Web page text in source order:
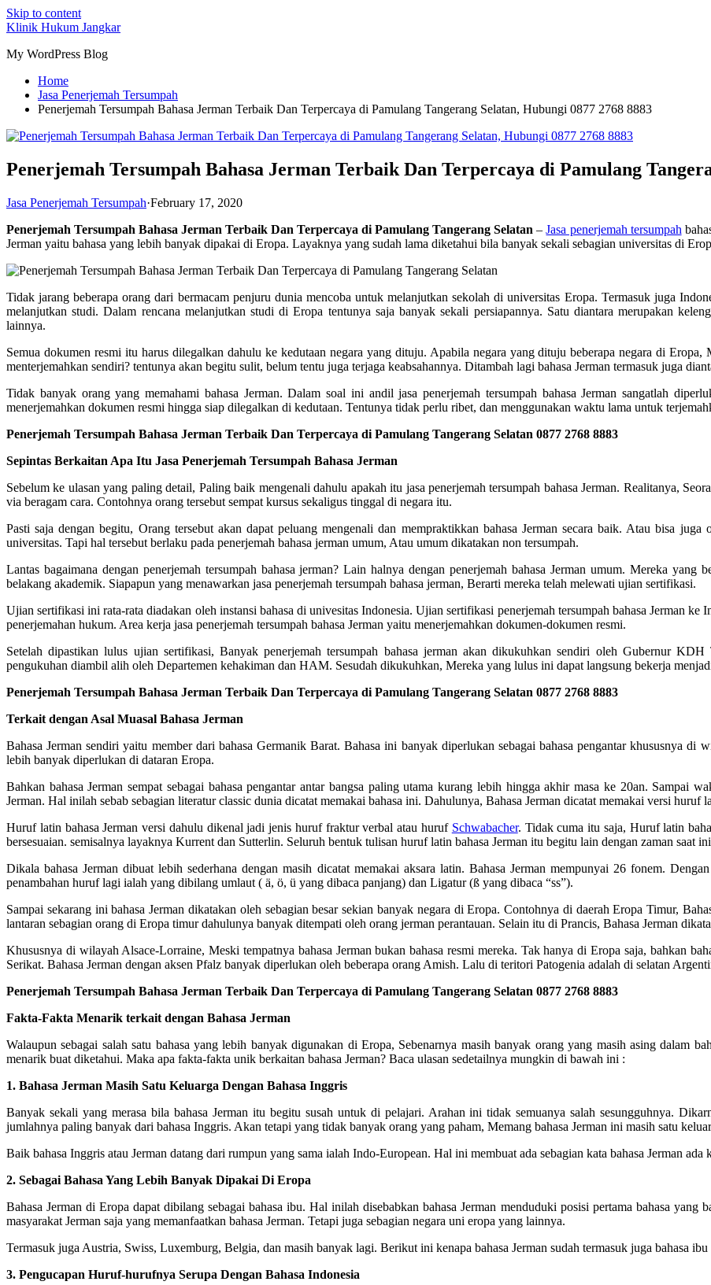
Skip to content
Klinik Hukum Jangkar
My WordPress Blog
Home
Jasa Penerjemah Tersumpah
Penerjemah Tersumpah Bahasa Jerman Terbaik Dan Terpercaya di Pamulang Tangerang Selatan, Hubungi 0877 2768 8883
Penerjemah Tersumpah Bahasa Jerman Terbaik Dan Terpercaya di Pamulang
Jasa Penerjemah Tersumpah·February 17, 2020
Penerjemah Tersumpah Bahasa Jerman Terbaik Dan Terpercaya di Pamulang Tangerang Selatan–Jasa penerjemah tersumpah
Jerman yaitu bahasa yang lebih banyak dipakai di Eropa. Layaknya yang sudah lama diketahui bila banyak sekali sebagian universitas di
Tidak jarang beberapa orang dari bermacam penjuru dunia mencoba untuk melanjutkan sekolah di universitas Eropa. Termasuk juga
melanjutkan studi. Dalam rencana melanjutkan studi di Eropa tentunya saja banyak sekali persiapannya. Satu diantara merupakan
lainnya.
Semua dokumen resmi itu harus dilegalkan dahulu ke kedutaan negara yang dituju. Apabila negara yang dituju beberapa negara di
menterjemahkan sendiri? tentunya akan begitu sulit, belum tentu juga terjaga keabsahannya. Ditambah lagi bahasa Jerman termasuk juga
Tidak banyak orang yang memahami bahasa Jerman. Dalam soal ini andil jasa penerjemah tersumpah bahasa Jerman sangatlah
menerjemahkan dokumen resmi hingga siap dilegalkan di kedutaan. Tentunya tidak perlu ribet, dan menggunakan waktu lama untuk
Penerjemah Tersumpah Bahasa Jerman Terbaik Dan Terpercaya di Pamulang Tangerang Selatan 0877 2768 8883
Sepintas Berkaitan Apa Itu Jasa Penerjemah Tersumpah Bahasa Jerman
Sebelum ke ulasan yang paling detail, Paling baik mengenali dahulu apakah itu jasa penerjemah tersumpah bahasa Jerman. Realitanya,
via beragam cara. Contohnya orang tersebut sempat kursus sekaligus tinggal di negara itu.
Pasti saja dengan begitu, Orang tersebut akan dapat peluang mengenali dan mempraktikkan bahasa Jerman secara baik. Atau bisa
universitas. Tapi hal tersebut berlaku pada penerjemah bahasa jerman umum, Atau umum dikatakan non tersumpah.
Lantas bagaimana dengan penerjemah tersumpah bahasa jerman? Lain halnya dengan penerjemah bahasa Jerman umum. Mereka yang
belakang akademik. Siapapun yang menawarkan jasa penerjemah tersumpah bahasa jerman, Berarti mereka telah melewati ujian sertifikasi.
Ujian sertifikasi ini rata-rata diadakan oleh instansi bahasa di univesitas Indonesia. Ujian sertifikasi penerjemah tersumpah bahasa Jerman ke
penerjemahan hukum. Area kerja jasa penerjemah tersumpah bahasa Jerman yaitu menerjemahkan dokumen-dokumen resmi.
Setelah dipastikan lulus ujian sertifikasi, Banyak penerjemah tersumpah bahasa jerman akan dikukuhkan sendiri oleh Gubernur
pengukuhan diambil alih oleh Departemen kehakiman dan HAM. Sesudah dikukuhkan, Mereka yang lulus ini dapat langsung bekerja
Penerjemah Tersumpah Bahasa Jerman Terbaik Dan Terpercaya di Pamulang Tangerang Selatan 0877 2768 8883
Terkait dengan Asal Muasal Bahasa Jerman
Bahasa Jerman sendiri yaitu member dari bahasa Germanik Barat. Bahasa ini banyak diperlukan sebagai bahasa pengantar khususnya di
lebih banyak diperlukan di dataran Eropa.
Bahkan bahasa Jerman sempat sebagai bahasa pengantar antar bangsa paling utama kurang lebih hingga akhir masa ke 20an. Sampai
Jerman. Hal inilah sebab sebagian literatur classic dunia dicatat memakai bahasa ini. Dahulunya, Bahasa Jerman dicatat memakai versi huruf
Huruf latin bahasa Jerman versi dahulu dikenal jadi jenis huruf fraktur verbal atau huruf Schwabacher. Tidak cuma itu saja, Huruf latin
bersesuaian. semisalnya layaknya Kurrent dan Sutterlin. Seluruh bentuk tulisan huruf latin bahasa Jerman itu begitu lain dengan zaman saat
Dikala bahasa Jerman dibuat lebih sederhana dengan masih dicatat memakai aksara latin. Bahasa Jerman mempunyai 26 fonem.
penambahan huruf lagi ialah yang dibilang umlaut ( ä, ö, ü yang dibaca panjang) dan Ligatur (ß yang dibaca “ss”).
Sampai sekarang ini bahasa Jerman dikatakan oleh sebagian besar sekian banyak negara di Eropa. Contohnya di daerah Eropa Timur,
lantaran sebagian orang di Eropa timur dahulunya banyak ditempati oleh orang jerman perantauan. Selain itu di Prancis, Bahasa Jerman
Khususnya di wilayah Alsace-Lorraine, Meski tempatnya bahasa Jerman bukan bahasa resmi mereka. Tak hanya di Eropa saja, bahkan
Serikat. Bahasa Jerman dengan aksen Pfalz banyak diperlukan oleh beberapa orang Amish. Lalu di teritori Patogenia adalah di selatan
Penerjemah Tersumpah Bahasa Jerman Terbaik Dan Terpercaya di Pamulang Tangerang Selatan 0877 2768 8883
Fakta-Fakta Menarik terkait dengan Bahasa Jerman
Walaupun sebagai salah satu bahasa yang lebih banyak digunakan di Eropa, Sebenarnya masih banyak orang yang masih asing dalam
menarik buat diketahui. Maka apa fakta-fakta unik berkaitan bahasa Jerman? Baca ulasan sedetailnya mungkin di bawah ini :
1. Bahasa Jerman Masih Satu Keluarga Dengan Bahasa Inggris
Banyak sekali yang merasa bila bahasa Jerman itu begitu susah untuk di pelajari. Arahan ini tidak semuanya salah sesungguhnya.
jumlahnya paling banyak dari bahasa Inggris. Akan tetapi yang tidak banyak orang yang paham, Memang bahasa Jerman ini masih satu
Baik bahasa Inggris atau Jerman datang dari rumpun yang sama ialah Indo-European. Hal ini membuat ada sebagian kata bahasa Jerman
2. Sebagai Bahasa Yang Lebih Banyak Dipakai Di Eropa
Bahasa Jerman di Eropa dapat dibilang sebagai bahasa ibu. Hal inilah disebabkan bahasa Jerman menduduki posisi pertama bahasa yang
masyarakat Jerman saja yang memanfaatkan bahasa Jerman. Tetapi juga sebagian negara uni eropa yang lainnya.
Termasuk juga Austria, Swiss, Luxemburg, Belgia, dan masih banyak lagi. Berikut ini kenapa bahasa Jerman sudah termasuk juga bahasa
3. Pengucapan Huruf-hurufnya Serupa Dengan Bahasa Indonesia